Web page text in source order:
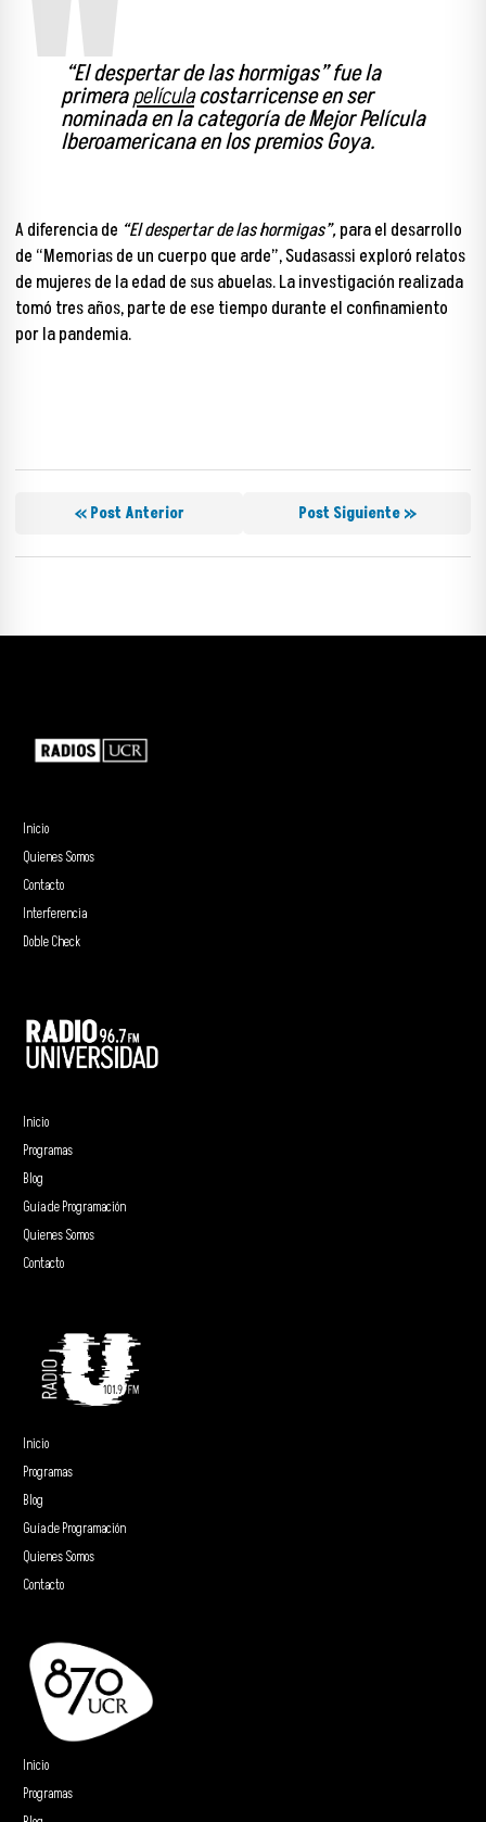
“El despertar de las hormigas” fue la
primerapelículacostarricense en ser
nominada en la categoría de Mejor Película
Iberoamericana en los premios Goya.
A diferencia de “El despertar de las hormigas”,para el desarrollo
de “Memorias de un cuerpo que arde”, Sudasassi exploró relatos
de mujeres de la edad de sus abuelas.La investigación realizada
tomó tres años, parte de ese tiempo durante el confinamiento
por la pandemia.
« Post Anterior Post Siguiente »
Inicio
Quienes Somos
Contacto
Interferencia
Doble Check
Inicio
Programas
Blog
Guía de Programación
Quienes Somos
Contacto
Inicio
Programas
Blog
Guía de Programación
Quienes Somos
Contacto
Inicio
Programas